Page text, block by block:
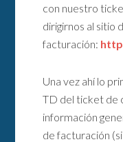
con nuestro
dirigirnos al sitio
facturación:
Una vez ahí lo
TD del ticket de
información
de facturación